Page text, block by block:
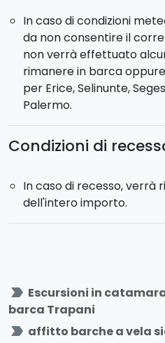
In caso di condizioni
da non consentire il
non verrà effettuato
rimanere in barca
per Erice, Selinunte,
Palermo.
Condizioni di
In caso di recesso, verrà
dell'intero importo.
label_important Escursioni in
barca Trapani
label_important affitto barche a vela